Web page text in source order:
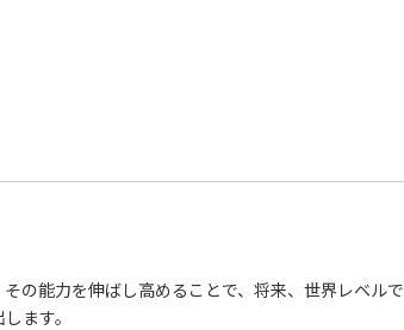
の能力を伸ばし高めることで、将来、世界レベルで
ます。